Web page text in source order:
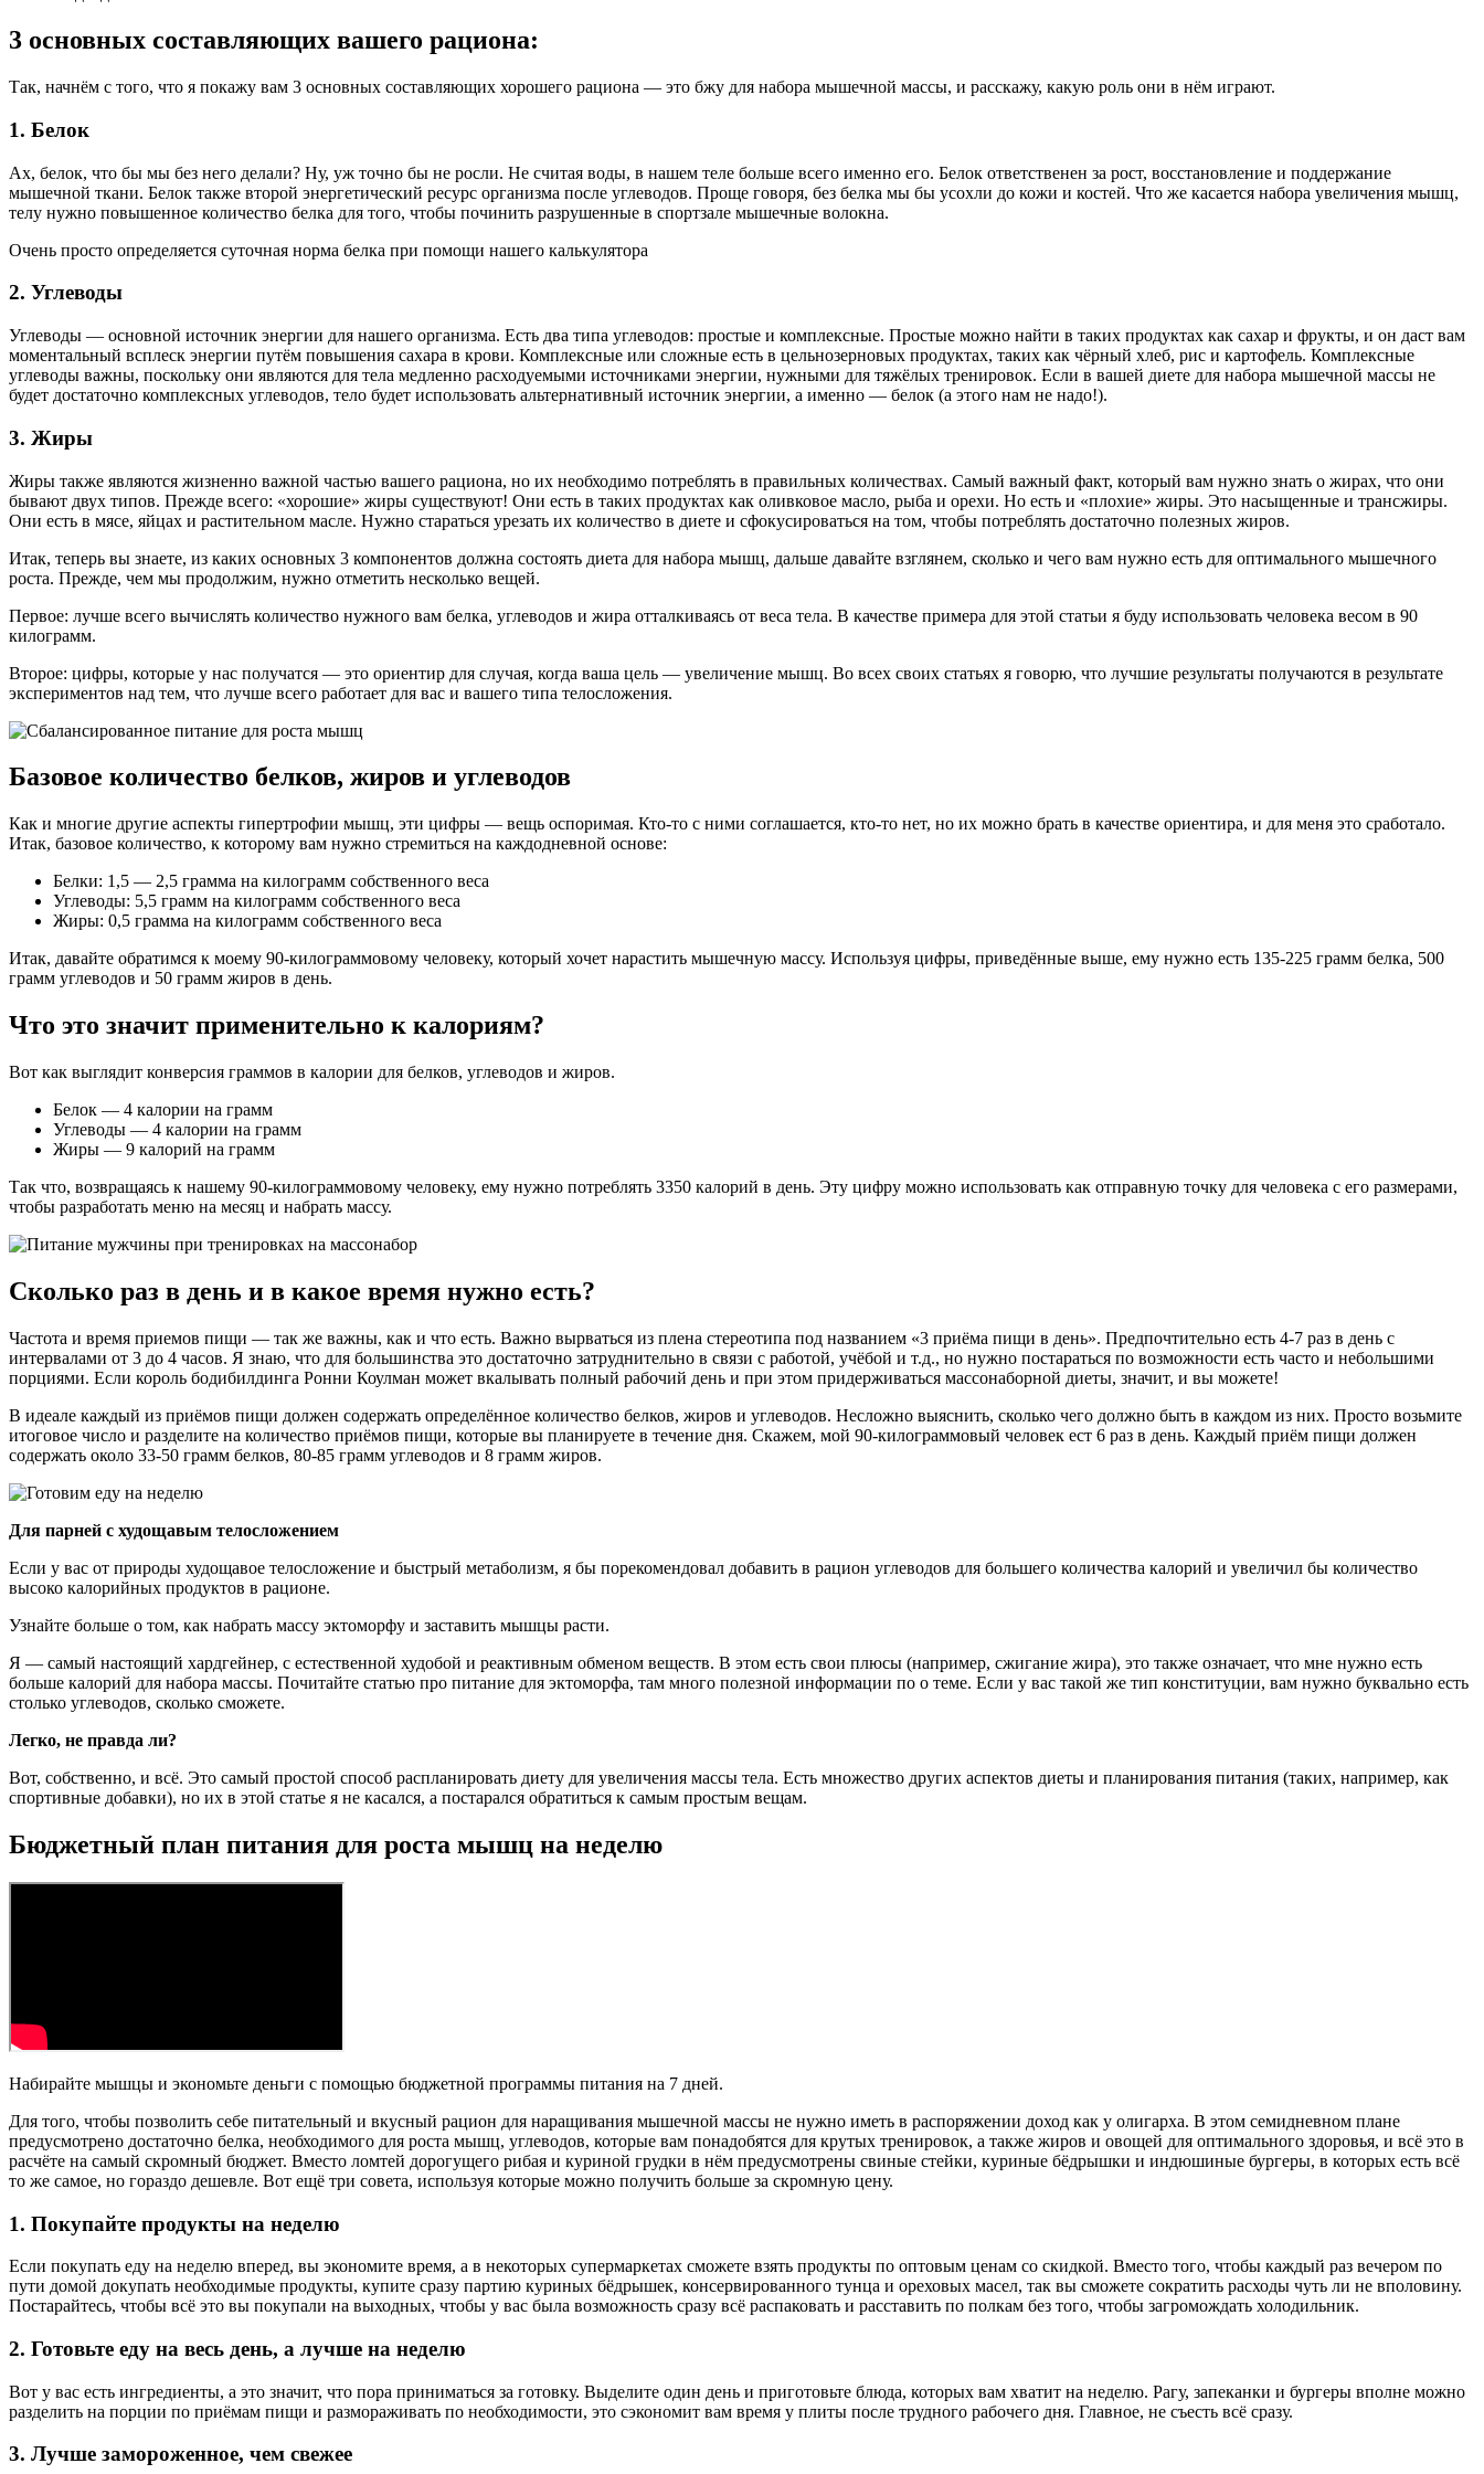
3 основных составляющих вашего рациона:
Так, начнём с того, что я покажу вам 3 основных составляющих хорошего рациона — это бжу для набора мышечной массы, и расскажу, какую роль они в нём играют.
1. Белок
Ах, белок, что бы мы без него делали? Ну, уж точно бы не росли. Не считая воды, в нашем теле больше всего именно его. Белок ответственен за рост, восстановление и поддержание
мышечной ткани. Белок также второй энергетический ресурс организма после углеводов. Проще говоря, без белка мы бы усохли до кожи и костей. Что же касается набора увеличения мышц,
телу нужно повышенное количество белка для того, чтобы починить разрушенные в спортзале мышечные волокна.
Очень просто определяется суточная норма белка при помощи нашего калькулятора
2. Углеводы
Углеводы — основной источник энергии для нашего организма. Есть два типа углеводов: простые и комплексные. Простые можно найти в таких продуктах как сахар и фрукты, и он даст вам
моментальный всплеск энергии путём повышения сахара в крови. Комплексные или сложные есть в цельнозерновых продуктах, таких как чёрный хлеб, рис и картофель. Комплексные
углеводы важны, поскольку они являются для тела медленно расходуемыми источниками энергии, нужными для тяжёлых тренировок. Если в вашей диете для набора мышечной массы не
будет достаточно комплексных углеводов, тело будет использовать альтернативный источник энергии, а именно — белок (а этого нам не надо!).
3. Жиры
Жиры также являются жизненно важной частью вашего рациона, но их необходимо потреблять в правильных количествах. Самый важный факт, который вам нужно знать о жирах, что они
бывают двух типов. Прежде всего: «хорошие» жиры существуют! Они есть в таких продуктах как оливковое масло, рыба и орехи. Но есть и «плохие» жиры. Это насыщенные и трансжиры.
Они есть в мясе, яйцах и растительном масле. Нужно стараться урезать их количество в диете и сфокусироваться на том, чтобы потреблять достаточно полезных жиров.
Итак, теперь вы знаете, из каких основных 3 компонентов должна состоять диета для набора мышц, дальше давайте взглянем, сколько и чего вам нужно есть для оптимального мышечного
роста. Прежде, чем мы продолжим, нужно отметить несколько вещей.
Первое: лучше всего вычислять количество нужного вам белка, углеводов и жира отталкиваясь от веса тела. В качестве примера для этой статьи я буду использовать человека весом в 90
килограмм.
Второе: цифры, которые у нас получатся — это ориентир для случая, когда ваша цель — увеличение мышц. Во всех своих статьях я говорю, что лучшие результаты получаются в результате
экспериментов над тем, что лучше всего работает для вас и вашего типа телосложения.
Базовое количество белков, жиров и углеводов
Как и многие другие аспекты гипертрофии мышц, эти цифры — вещь оспоримая. Кто-то с ними соглашается, кто-то нет, но их можно брать в качестве ориентира, и для меня это сработало.
Итак, базовое количество, к которому вам нужно стремиться на каждодневной основе:
Белки: 1,5 — 2,5 грамма на килограмм собственного веса
Углеводы: 5,5 грамм на килограмм собственного веса
Жиры: 0,5 грамма на килограмм собственного веса
Итак, давайте обратимся к моему 90-килограммовому человеку, который хочет нарастить мышечную массу. Используя цифры, приведённые выше, ему нужно есть 135-225 грамм белка, 500
грамм углеводов и 50 грамм жиров в день.
Что это значит применительно к калориям?
Вот как выглядит конверсия граммов в калории для белков, углеводов и жиров.
Белок — 4 калории на грамм
Углеводы — 4 калории на грамм
Жиры — 9 калорий на грамм
Так что, возвращаясь к нашему 90-килограммовому человеку, ему нужно потреблять 3350 калорий в день. Эту цифру можно использовать как отправную точку для человека с его размерами,
чтобы разработать меню на месяц и набрать массу.
Сколько раз в день и в какое время нужно есть?
Частота и время приемов пищи — так же важны, как и что есть. Важно вырваться из плена стереотипа под названием «3 приёма пищи в день». Предпочтительно есть 4-7 раз в день с
интервалами от 3 до 4 часов. Я знаю, что для большинства это достаточно затруднительно в связи с работой, учёбой и т.д., но нужно постараться по возможности есть часто и небольшими
порциями. Если король бодибилдинга Ронни Коулман может вкалывать полный рабочий день и при этом придерживаться массонаборной диеты, значит, и вы можете!
В идеале каждый из приёмов пищи должен содержать определённое количество белков, жиров и углеводов. Несложно выяснить, сколько чего должно быть в каждом из них. Просто возьмите
итоговое число и разделите на количество приёмов пищи, которые вы планируете в течение дня. Скажем, мой 90-килограммовый человек ест 6 раз в день. Каждый приём пищи должен
содержать около 33-50 грамм белков, 80-85 грамм углеводов и 8 грамм жиров.
Для парней с худощавым телосложением
Если у вас от природы худощавое телосложение и быстрый метаболизм, я бы порекомендовал добавить в рацион углеводов для большего количества калорий и увеличил бы количество
высоко калорийных продуктов в рационе.
Узнайте больше о том, как набрать массу эктоморфу и заставить мышцы расти.
Я — самый настоящий хардгейнер, с естественной худобой и реактивным обменом веществ. В этом есть свои плюсы (например, сжигание жира), это также означает, что мне нужно есть
больше калорий для набора массы. Почитайте статью про питание для эктоморфа, там много полезной информации по о теме. Если у вас такой же тип конституции, вам нужно буквально есть
столько углеводов, сколько сможете.
Легко, не правда ли?
Вот, собственно, и всё. Это самый простой способ распланировать диету для увеличения массы тела. Есть множество других аспектов диеты и планирования питания (таких, например, как
спортивные добавки), но их в этой статье я не касался, а постарался обратиться к самым простым вещам.
Бюджетный план питания для роста мышц на неделю
Набирайте мышцы и экономьте деньги с помощью бюджетной программы питания на 7 дней.
Для того, чтобы позволить себе питательный и вкусный рацион для наращивания мышечной массы не нужно иметь в распоряжении доход как у олигарха. В этом семидневном плане
предусмотрено достаточно белка, необходимого для роста мышц, углеводов, которые вам понадобятся для крутых тренировок, а также жиров и овощей для оптимального здоровья, и всё это в
расчёте на самый скромный бюджет. Вместо ломтей дорогущего рибая и куриной грудки в нём предусмотрены свиные стейки, куриные бёдрышки и индюшиные бургеры, в которых есть всё
то же самое, но гораздо дешевле. Вот ещё три совета, используя которые можно получить больше за скромную цену.
1. Покупайте продукты на неделю
Если покупать еду на неделю вперед, вы экономите время, а в некоторых супермаркетах сможете взять продукты по оптовым ценам со скидкой. Вместо того, чтобы каждый раз вечером по
пути домой докупать необходимые продукты, купите сразу партию куриных бёдрышек, консервированного тунца и ореховых масел, так вы сможете сократить расходы чуть ли не вполовину.
Постарайтесь, чтобы всё это вы покупали на выходных, чтобы у вас была возможность сразу всё распаковать и расставить по полкам без того, чтобы загромождать холодильник.
2. Готовьте еду на весь день, а лучше на неделю
Вот у вас есть ингредиенты, а это значит, что пора приниматься за готовку. Выделите один день и приготовьте блюда, которых вам хватит на неделю. Рагу, запеканки и бургеры вполне можно
разделить на порции по приёмам пищи и размораживать по необходимости, это сэкономит вам время у плиты после трудного рабочего дня. Главное, не съесть всё сразу.
3. Лучше замороженное, чем свежее